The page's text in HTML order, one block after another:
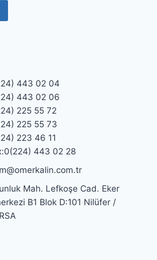
443 02 04
443 02 06
225 55 72
225 55 73
223 46 11
443 02 28
Mah. Lefkoşe Cad. Eker
B1 Blok D:101 Nilüfer /